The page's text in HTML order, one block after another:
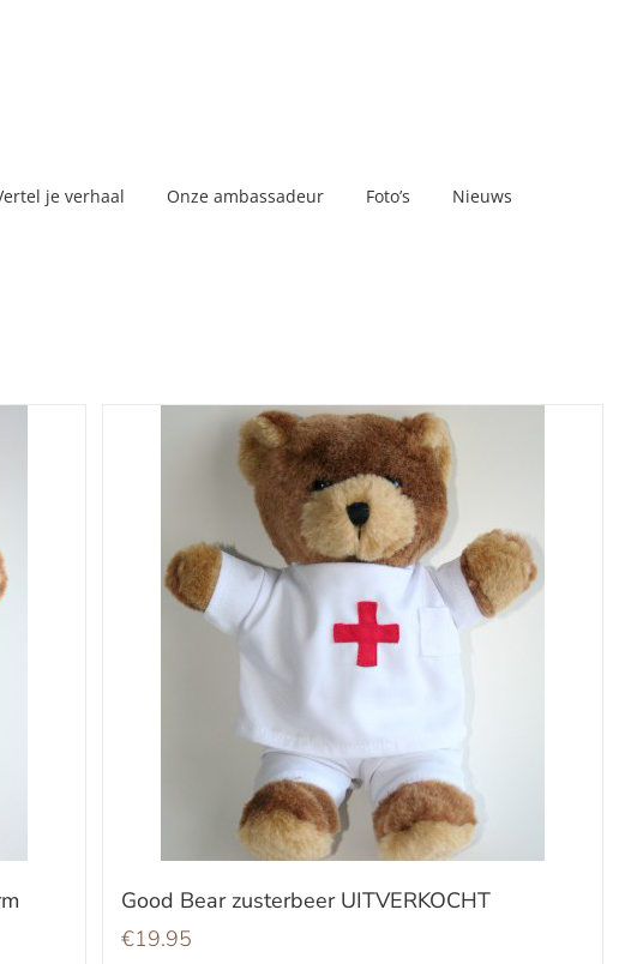
je verhaal Onze ambassadeur Foto’s Nieuws
Good Bear zusterbeer UITVERKOCHT
€19.95